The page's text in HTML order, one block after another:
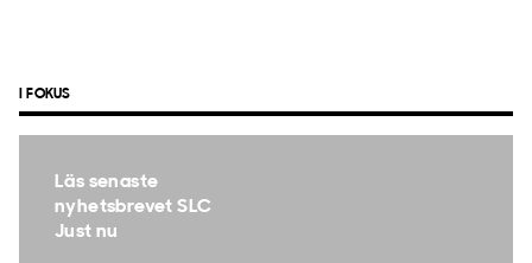
I FOKUS
Läs senaste
nyhetsbrevet SLC
Just nu